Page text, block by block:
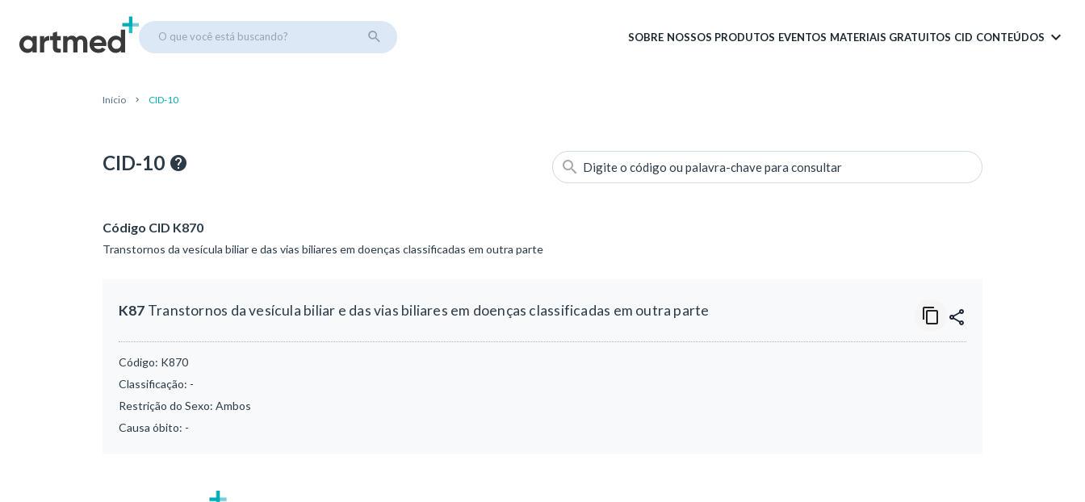
O que você está buscando? SOBRE NOSSOS PRODUTOS EVENTOS MATERIAIS GRATUITOS CID CONTEÚDOS
Início CID-10
CID-10 Digite o código ou palavra-chave para consultar
Código CID K870
Transtornos da vesícula biliar e das vias biliares em doenças classificadas em outra parte
K87 Transtornos da vesícula biliar e das vias biliares em doenças classificadas em outra parte
Código: K870
Classificação: -
Restrição do Sexo: Ambos
Causa óbito: -